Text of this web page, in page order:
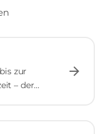
zur
– der
arrow_forward